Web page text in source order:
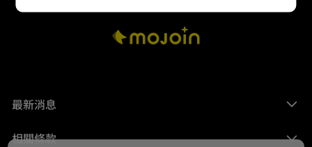
最新消息
相關條款